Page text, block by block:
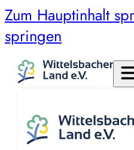
Zum Hauptinhalt
springen